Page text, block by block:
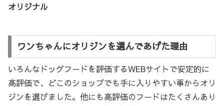
オリジナル
ワンちゃんにオリジンを選んであげた理由
いろんなドッグフードを評価するWEBサイトで安定的に
高評価で、どこのショップでも手に入りやすい事からオリ
ジンを選びました。他にも高評価のフードはたくさんあり